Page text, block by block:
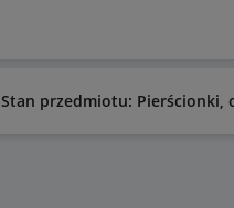
Stan przedmiotu: Pierścionki,